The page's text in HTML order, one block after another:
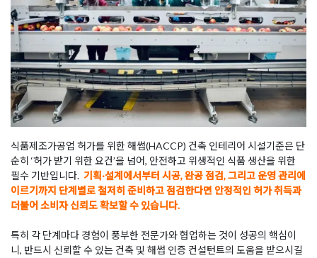
식품제조가공업 허가를 위한 해썹(HACCP) 건축 인테리어 시설기준은 단
순히 ‘허가 받기 위한 요건’을 넘어, 안전하고 위생적인 식품 생산을 위한
필수 기반입니다. 기획·설계에서부터 시공, 완공 점검, 그리고 운영 관리에
이르기까지 단계별로 철저히 준비하고 점검한다면 안정적인 허가 취득과
더불어 소비자 신뢰도 확보할 수 있습니다.
특히 각 단계마다 경험이 풍부한 전문가와 협업하는 것이 성공의 핵심이
니, 반드시 신뢰할 수 있는 건축 및 해썹 인증 컨설턴트의 도움을 받으시길